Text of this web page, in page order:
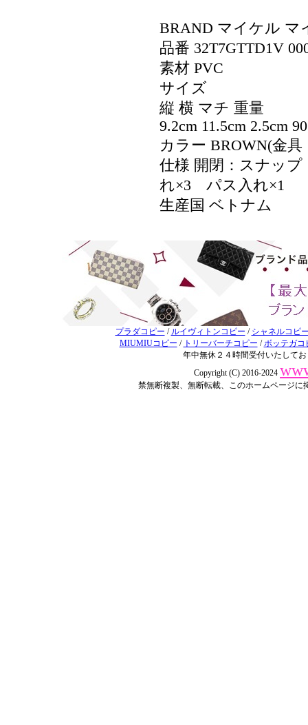
BRAND マイケル マ
品番 32T7GTTD1V
素材 PVC
サイズ
縦 横 マチ 重量
9.2cm 11.5cm 2.5cm
カラー BROWN(金
仕様 開閉：スナッ
れ×3 パス入れ×1
生産国 ベトナム
プラダコピー / ルイヴィトンコピー / シャネルコピ
MIUMIUコピー / トリーバーチコピー /ボッテガコ
年中無休２４時間受付いたして
Copyright (C) 2016-2024
禁無断複製、無断転載、このホームページ